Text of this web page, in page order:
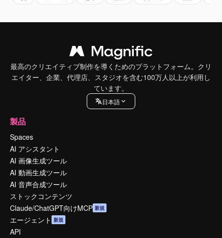
最高のクリエイティブ制作を導くためのプラットフォーム。クリ
エイター、企業、代理店、スタジオを含む100万人以上が利用し
ています。
日本語
製品
Spaces
AI アシスタント
AI 画像生成ツール
AI 動画生成ツール
AI 音声合成ツール
ストックコンテンツ
Claude/ChatGPT向けMCP 新規
エージェント 新規
API